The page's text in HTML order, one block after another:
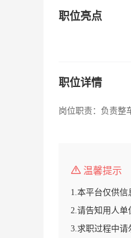
职位亮点
职位详情
岗位职责：负责整
温馨提示
1.本平台仅供信
2.请告知用人单
3.求职过程中请